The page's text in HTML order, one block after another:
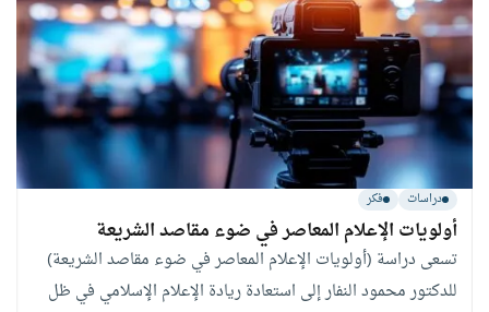
دراسات فكر
أولويات الإعلام المعاصر في ضوء مقاصد الشريعة
تسعى دراسة (أولويات الإعلام المعاصر في ضوء مقاصد الشريعة)
للدكتور محمود النفار إلى استعادة ريادة الإعلام الإسلامي في ظل